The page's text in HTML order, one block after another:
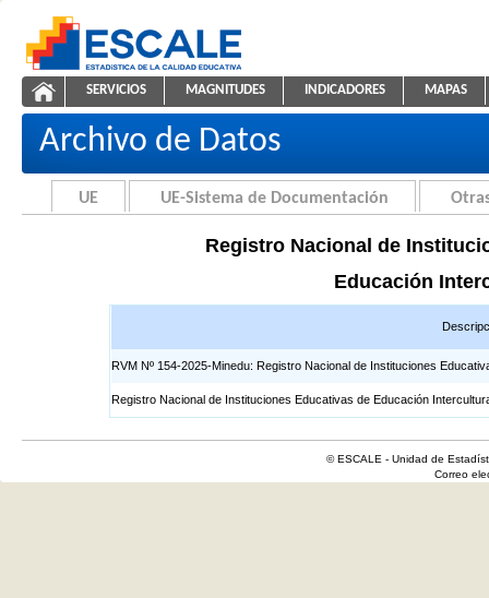
ESCALE - Unidad de Estadística Educativa
Registros EIB
NAVEGACIÓN
SERVICIOS MAGNITUDES INDICADORES MAPAS
Archivo de Datos
UE UE-Sistema de Documentación
Registro Nacional de
Educación
RVM Nº 154-2025-Minedu: Registro Nacional de Instituciones
Registro Nacional de Instituciones Educativas de Educación
© ESCALE - Unidad de
Correo